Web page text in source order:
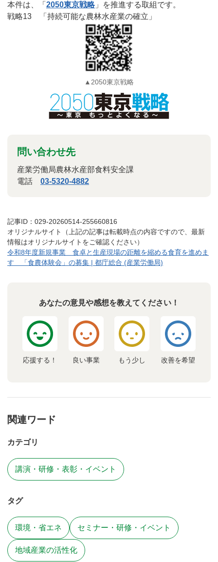
本件は、「 2050東京戦略」を推進する取組です。
戦略13 「持続可能な農林水産業の確立」
▲2050東京戦略
問い合わせ先
産業労働局農林水産部食料安全課
電話 03-5320-4882
記事ID：029-20260514-255660816
オリジナルサイト（上記の記事は転載時点の内容ですので、最新
情報はオリジナルサイトをご確認ください）
令和8年度新規事業 食卓と生産現場の距離を縮める食育を進めま
す 「食農体験会」の募集 | 都庁総合 (産業労働局)
あなたの意見や感想を教えてください！
応援する！ 良い事業 もう少し 改善を希望
関連ワード
カテゴリ
講演・研修・表彰・イベント
タグ
環境・省エネ セミナー・研修・イベント
地域産業の活性化